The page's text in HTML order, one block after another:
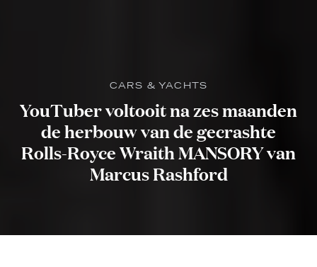
CARS & YACHTS
YouTuber voltooit na zes maanden
de herbouw van de gecrashte
Rolls-Royce Wraith MANSORY van
Marcus Rashford